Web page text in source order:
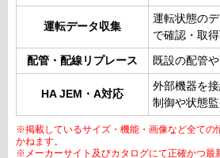
運転データ収集
運転状態の
で確認・取得
配管・配線リプレース 既設の配管
HA JEM・A対応
外部機器を
制御や状態監
※掲載しているサイズ・機能・画像など全ての
かねます。
※メーカーサイト及びカタログにて正確かつ最